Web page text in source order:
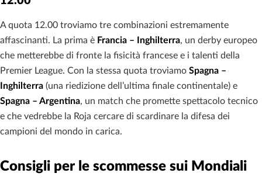
A quota 12.00 troviamo tre combinazioni estremamente
affascinanti. La prima è Francia – Inghilterra, un derby europeo
che metterebbe di fronte la fisicità francese e i talenti della
Premier League. Con la stessa quota troviamo Spagna –
Inghilterra (una riedizione dell’ultima finale continentale) e
Spagna – Argentina, un match che promette spettacolo tecnico
e che vedrebbe la Roja cercare di scardinare la difesa dei
campioni del mondo in carica.
Consigli per le scommesse sui Mondiali